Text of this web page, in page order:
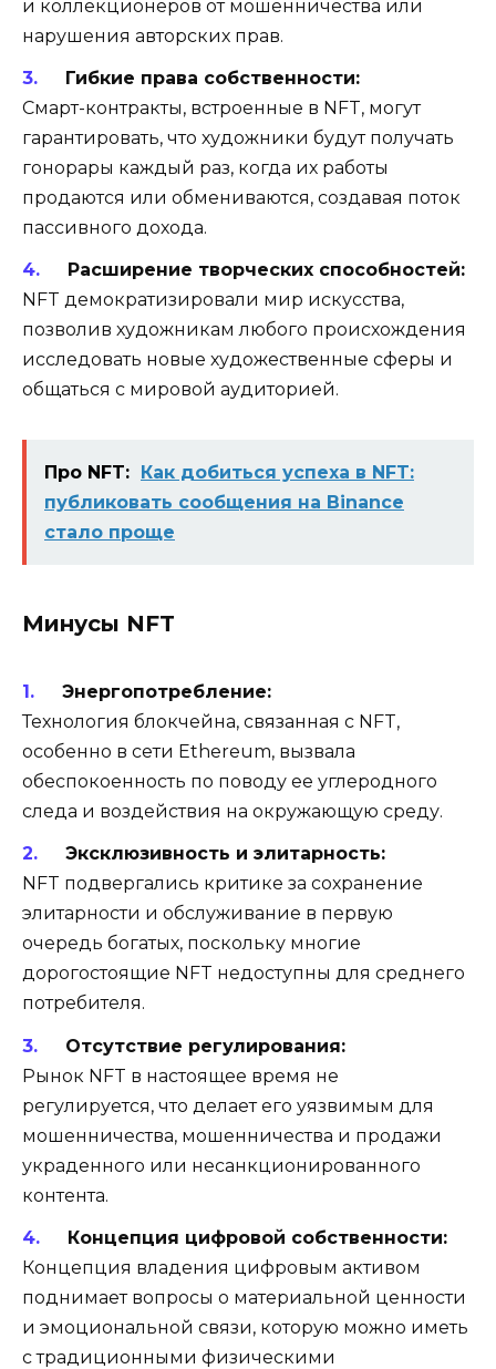
и коллекционеров от мошенничества или
нарушения авторских прав.
Гибкие права собственности:
Смарт-контракты, встроенные в NFT, могут
гарантировать, что художники будут получать
гонорары каждый раз, когда их работы
продаются или обмениваются, создавая поток
пассивного дохода.
Расширение творческих способностей:
NFT демократизировали мир искусства,
позволив художникам любого происхождения
исследовать новые художественные сферы и
общаться с мировой аудиторией.
Про NFT: Как добиться успеха в NFT:
публиковать сообщения на Binance
стало проще
Минусы NFT
Энергопотребление:
Технология блокчейна, связанная с NFT,
особенно в сети Ethereum, вызвала
обеспокоенность по поводу ее углеродного
следа и воздействия на окружающую среду.
Эксклюзивность и элитарность:
NFT подвергались критике за сохранение
элитарности и обслуживание в первую
очередь богатых, поскольку многие
дорогостоящие NFT недоступны для среднего
потребителя.
Отсутствие регулирования:
Рынок NFT в настоящее время не
регулируется, что делает его уязвимым для
мошенничества, мошенничества и продажи
украденного или несанкционированного
контента.
Концепция цифровой собственности:
Концепция владения цифровым активом
поднимает вопросы о материальной ценности
и эмоциональной связи, которую можно иметь
с традиционными физическими